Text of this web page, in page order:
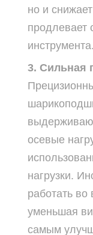
но и
продлевает
инструмента.
3. Сильная
осевые
нагрузки.
работать во
уменьшая
самым